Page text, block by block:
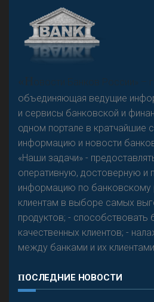
«Н
овости Банков России» –
объединяющая ведущие
и сервисы банковской и
одном портале в кратчайшие
информацию и новости
«Наши задачи» -
оперативную, достоверную и
информацию по банковскому
клиентам в выборе самых
продуктов; - способствовать
качественных клиентов; -
между банками и их клиентами.
ПОСЛЕДНИЕ НОВОСТИ